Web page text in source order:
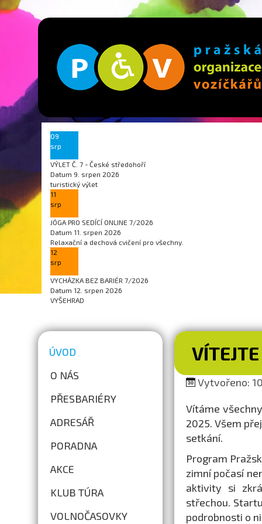
09
srp
VÝLET Č. 7 - České středohoří
Datum 9. srpen 2026
turistický výlet
11
srp
JÓGA PRO SEDÍCÍ ONLINE 7/2026
Datum 11. srpen 2026
Relaxační a dechová cvičení pro všechny.
12
srp
VYCHÁZKA BEZ BARIÉR 7/2026
Datum 12. srpen 2026
VYŠEHRAD
ÚVOD
O NÁS
PŘESBARIÉRY
ADRESÁŘ
PORADNA
AKCE
KLUB TÚRA
VOLNOČASOVKY
Vytvořeno:
Vítáme
2025. Všem
setkání.
Program
zimní počasí
aktivity si
střechou.
podrobnosti o